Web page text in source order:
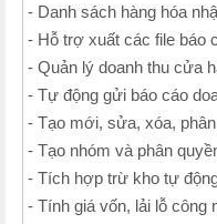
- Danh sách hàng hóa
- Hỗ trợ xuất các file báo
- Quản lý doanh thu cửa
- Tự động gửi báo cáo
- Tạo mới, sửa, xóa,
- Tạo nhóm và phân
- Tích hợp trừ kho tự
- Tính giá vốn, lải lỗ công